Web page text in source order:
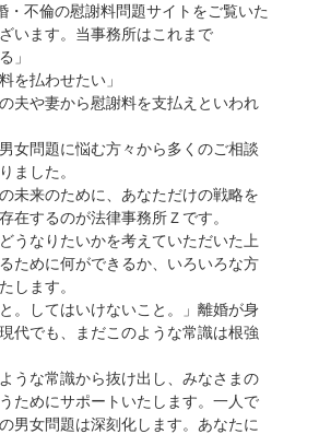
・不倫の慰謝料問題サイトをご覧いた
います。当事務所はこれまで
」
を払わせたい」
夫や妻から慰謝料を支払えといわれ
女問題に悩む方々から多くのご相談
ました。
未来のために、あなただけの戦略を
在するのが法律事務所Ｚです。
うなりたいかを考えていただいた上
ために何ができるか、いろいろな方
します。
。してはいけないこと。」離婚が身
代でも、まだこのような常識は根強
うな常識から抜け出し、みなさまの
ためにサポートいたします。一人で
男女問題は深刻化します。あなたに